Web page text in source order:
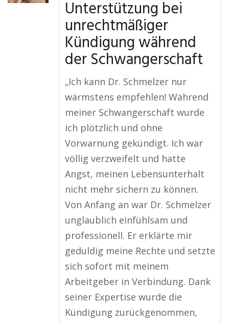
Unterstützung bei
unrechtmäßiger
Kündigung während
der Schwangerschaft
„Ich kann Dr. Schmelzer nur
wärmstens empfehlen! Während
meiner Schwangerschaft wurde
ich plötzlich und ohne
Vorwarnung gekündigt. Ich war
völlig verzweifelt und hatte
Angst, meinen Lebensunterhalt
nicht mehr sichern zu können.
Von Anfang an war Dr. Schmelzer
unglaublich einfühlsam und
professionell. Er erklärte mir
geduldig meine Rechte und setzte
sich sofort mit meinem
Arbeitgeber in Verbindung. Dank
seiner Expertise wurde die
Kündigung zurückgenommen,